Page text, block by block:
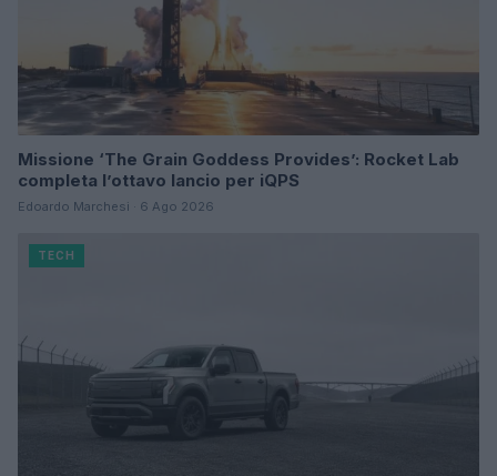
Missione ‘The Grain Goddess Provides’: Rocket Lab
completa l’ottavo lancio per iQPS
Edoardo Marchesi · 6 Ago 2026
TECH